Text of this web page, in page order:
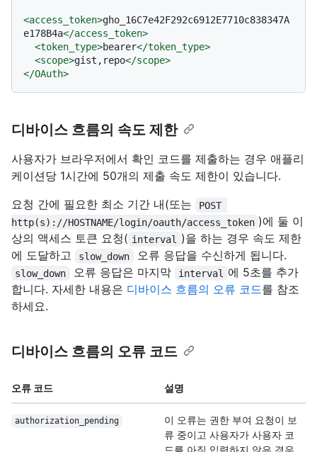
<access_token>gho_16C7e42F292c6912E7710c838347A
e178B4a</access_token>
<token_type>bearer</token_type>
<scope>gist,repo</scope>
</OAuth>
디바이스 흐름의 속도 제한
사용자가 브라우저에서 확인 코드를 제출하는 경우 애플리
케이션당 1시간에 50개의 제출 속도 제한이 있습니다.
요청 간에 필요한 최소 기간 내(또는
POST
http(s)://HOSTNAME/login/oauth/access_token )에 둘 이
상의 액세스 토큰 요청( interval
)을 하는 경우 속도 제한
에 도달하고
slow_down 오류 응답을 수신하게 됩니다.
slow_down 오류 응답은 마지막 interval
에 5초를 추가
합니다. 자세한 내용은 디바이스 흐름의 오류 코드를 참조
하세요.
디바이스 흐름의 오류 코드
오류 코드 설명
authorization_ pending
이 오류는 권한 부여 요청이 보
류 중이고 사용자가 사용자 코